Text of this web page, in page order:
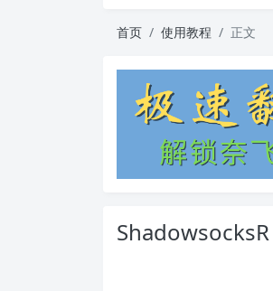
首页 使用教程 正文